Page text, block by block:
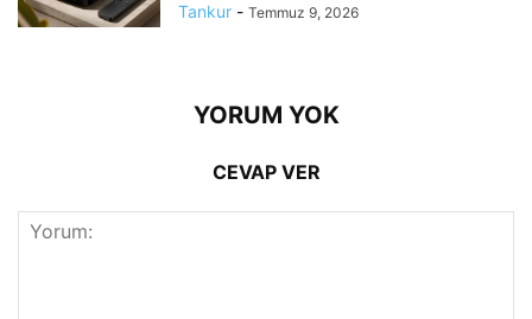
Tankur - Temmuz 9, 2026
YORUM YOK
CEVAP VER